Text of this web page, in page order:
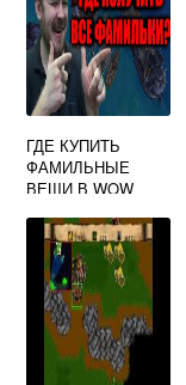
ГДЕ КУПИТЬ
ФАМИЛЬНЫЕ
ВЕЩИ В WOW